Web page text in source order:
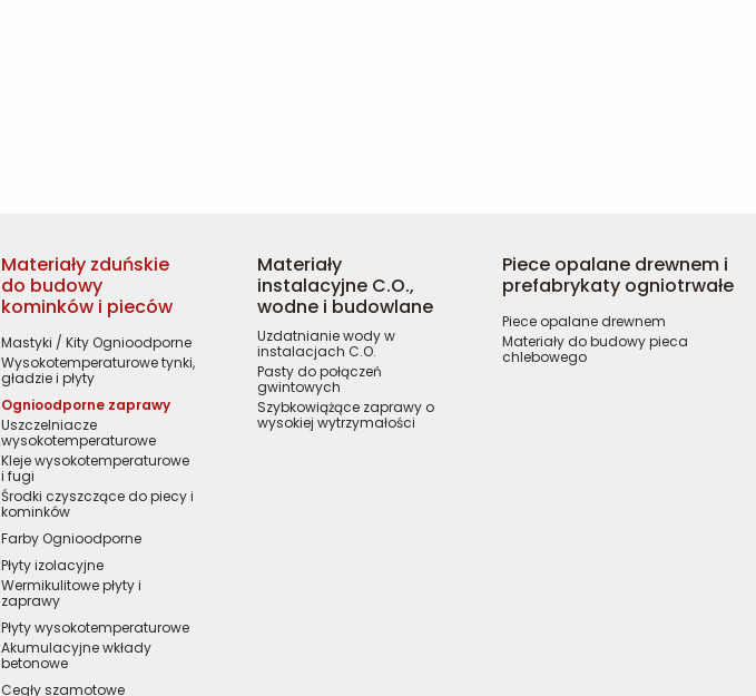
Materiały zduńskie
do budowy
kominków i pieców
Mastyki / Kity Ognioodporne
Wysokotemperaturowe tynki,
gładzie i płyty
Ognioodporne zaprawy
Uszczelniacze
wysokotemperaturowe
Kleje wysokotemperaturowe
i fugi
Środki czyszczące do piecy i
kominków
Farby Ognioodporne
Płyty izolacyjne
Wermikulitowe płyty i
zaprawy
Płyty wysokotemperaturowe
Akumulacyjne wkłady
betonowe
Cegły szamotowe
Materiały
instalacyjne C.O.,
wodne i budowlane
Uzdatnianie wody w
instalacjach C.O.
Pasty do połączeń
gwintowych
Szybkowiążące zaprawy o
wysokiej wytrzymałości
Piece opalane drewnem i
prefabrykaty ogniotrwałe
Piece opalane drewnem
Materiały do budowy pieca
chlebowego